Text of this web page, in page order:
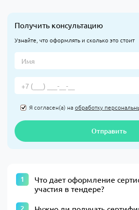
Получить консультацию
Узнайте, что оформлять и сколько это стоит
Я согласен(а) наобработку
Отправить
Что дает оформление
участия в тендере?